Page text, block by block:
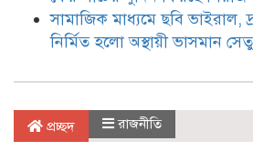
সামাজিক মাধ্যমে ছবি
নির্মিত হলো অস্থায়ী ভাসমান সেতু
প্রচ্ছদ রাজনীতি